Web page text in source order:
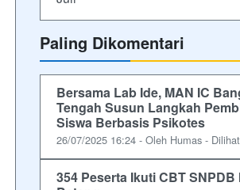
Paling Dikomentari
Bersama Lab Ide, MAN IC
Tengah Susun Langkah
Siswa Berbasis Psikotes
26/07/2025 16:24 - Oleh Humas -
354 Peserta Ikuti CBT SNPDB